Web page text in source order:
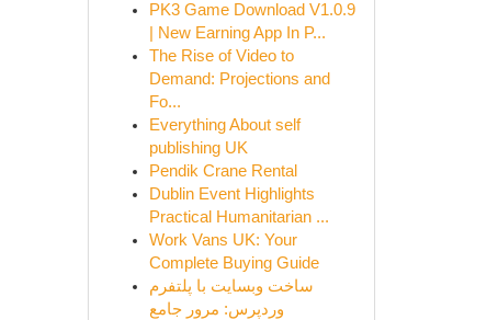
PK3 Game Download V1.0.9
| New Earning App In P...
The Rise of Video to
Demand: Projections and
Fo...
Everything About self
publishing UK
Pendik Crane Rental
Dublin Event Highlights
Practical Humanitarian ...
Work Vans UK: Your
Complete Buying Guide
ساخت وبسایت با پلتفرم
وردپرس: مرور جامع